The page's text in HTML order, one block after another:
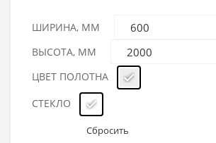
ШИРИНА, ММ
ВЫСОТА, ММ
ЦВЕТ ПОЛОТНА
СТЕКЛО
Сбросить